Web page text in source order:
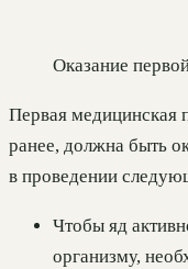
Оказание
Первая медицинская
ранее, должна быть
в проведении
Чтобы яд
организму,